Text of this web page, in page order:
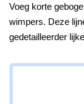
Voeg korte
wimpers. Deze
gedetailleerder